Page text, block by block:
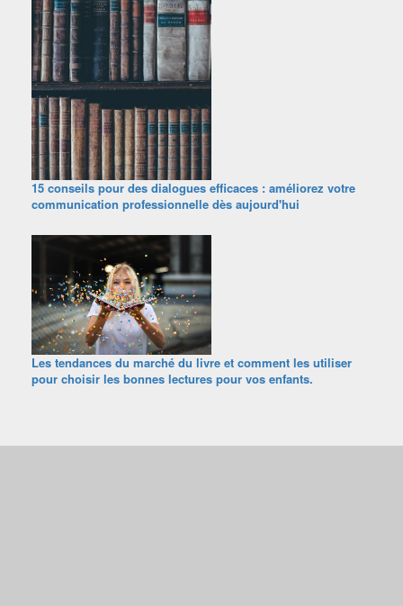
15 conseils pour des dialogues efficaces : améliorez votre
communication professionnelle dès aujourd'hui
Les tendances du marché du livre et comment les utiliser
pour choisir les bonnes lectures pour vos enfants.